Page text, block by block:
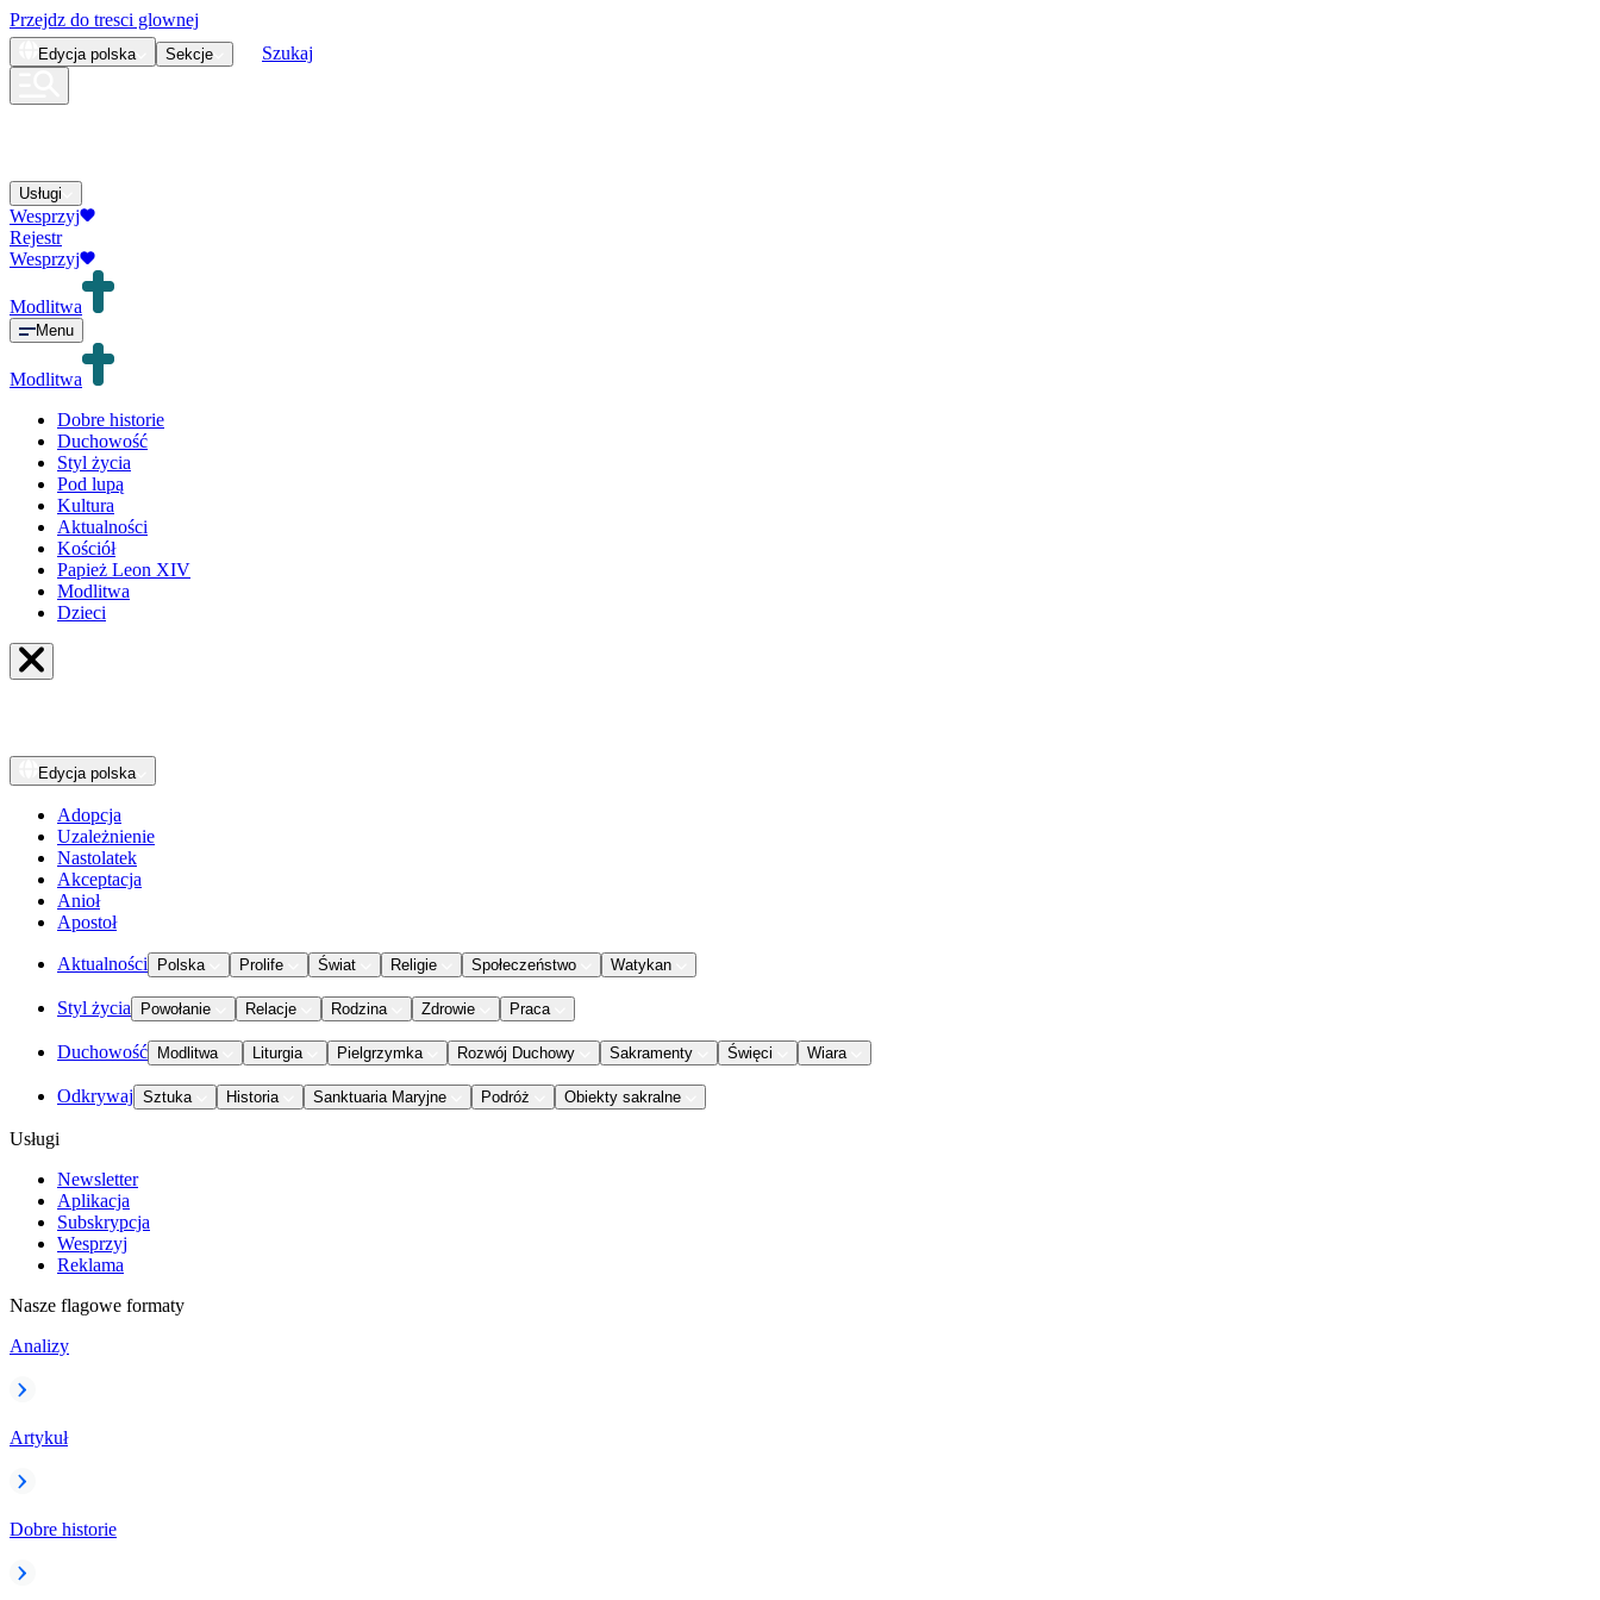
Przejdz do tresci glownej
Edycja polska Sekcje Szukaj
Usługi
Wesprzyj
Rejestr
Wesprzyj
Modlitwa
Menu
Modlitwa
Dobre historie
Duchowość
Styl życia
Pod lupą
Kultura
Aktualności
Kościół
Papież Leon XIV
Modlitwa
Dzieci
Edycja polska
Adopcja
Uzależnienie
Nastolatek
Akceptacja
Anioł
Apostoł
Aktualności Polska Prolife Świat Religie Społeczeństwo Watykan
Styl życia Powołanie Relacje Rodzina Zdrowie Praca
Duchowość Modlitwa Liturgia Pielgrzymka Rozwój Duchowy Sakramenty Święci Wiara
Odkrywaj Sztuka Historia Sanktuaria Maryjne Podróż Obiekty sakralne
Usługi
Newsletter
Aplikacja
Subskrypcja
Wesprzyj
Reklama
Nasze flagowe formaty
Analizy
Artykuł
Dobre historie